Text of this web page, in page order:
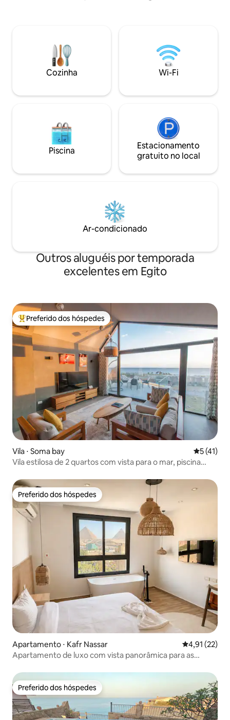
estar espaçosa e charmosa, cozinha
americana, espaço para refeições e uma
área de dormir, um banheiro grande e
uma pequena área de estar
Para aproveitar
confira nossas
compromisso de
hóspedes a
Cozinha Wi-Fi
Piscina
Estacionamento
gratuito no local
Ar-condicionado
Outros aluguéis por temporada
excelentes em Egito
Entre os melhores preferidos dos hóspedes
Preferido dos hóspedes
Vila ⋅ Soma bay 5 de uma
5 (41)
Vila estilosa de 2 quartos com vista para o mar, piscina
Preferido dos hóspedes
Preferido dos hóspedes
Apartamento ⋅ Kafr Nassar 4,91 de uma
4,91 (22)
Apartamento de luxo com vista panorâmica para as
Preferido dos hóspedes
Preferido dos hóspedes